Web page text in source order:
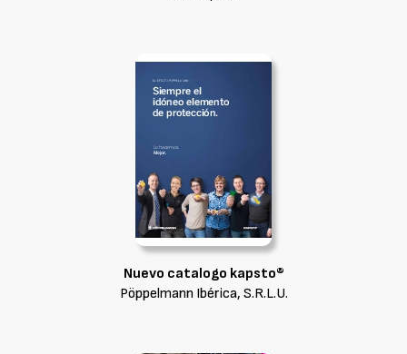
Nuevo catalogo kapsto®
Pöppelmann Ibérica, S.R.L.U.